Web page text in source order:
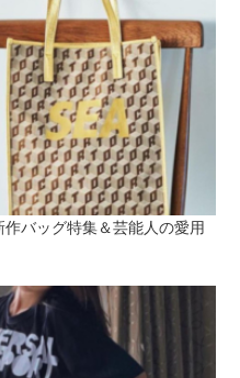
バッグ特集＆芸能人の愛用